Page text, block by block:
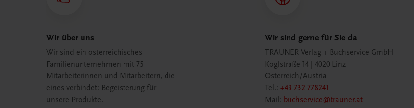
Wir über uns
Wir sind ein österreichisches
Familienunternehmen mit 75
Mitarbeiterinnen und Mitarbeitern, die
eines verbindet: Begeisterung für
unsere Produkte.
Wir sind gerne für Sie da
TRAUNER Verlag + Buchservice GmbH
Köglstraße 14 | 4020 Linz
Österreich/Austria
Tel.:+43 732 778241
Mail: buchservice@trauner.at